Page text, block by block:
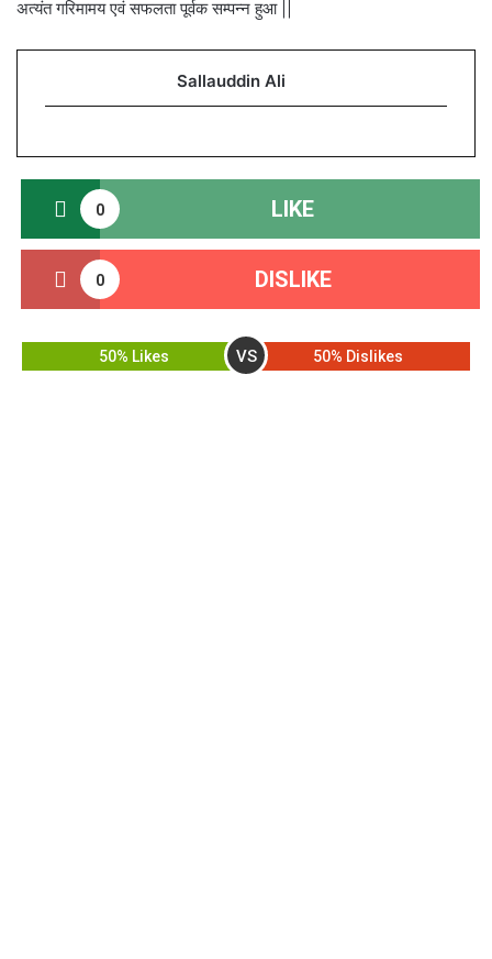
अत्यंत गरिमामय एवं सफलता पूर्वक सम्पन्न हुआ ||
Sallauddin Ali
0 LIKE
0 DISLIKE
50% Likes VS 50% Dislikes